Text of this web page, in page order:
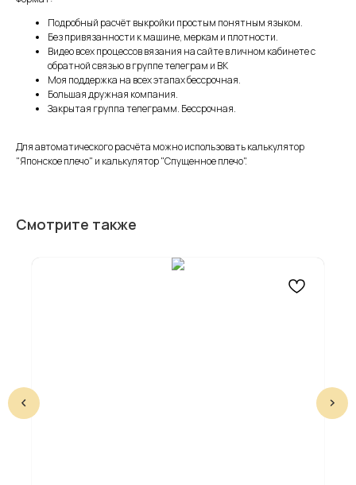
Подробный расчёт выкройки простым понятным языком.
Без привязанности к машине, меркам и плотности.
Видео всех процессов вязания на сайте в личном кабинете с
обратной связью в группе телеграм и ВК
Моя поддержка на всех этапах бессрочная.
Большая дружная компания.
Закрытая группа телеграмм. Бессрочная.
Для автоматического расчёта можно использовать калькулятор
"Японское плечо" и калькулятор "Спущенное плечо".
Смотрите также